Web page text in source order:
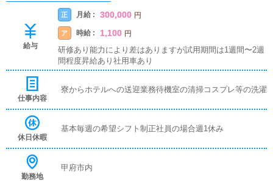
給与
正 月給 : 300,000 円
ア 時給 : 1,100 円
研修あり能力により差はありますが試用期間は1週間〜2週
間程度昇給あり社用車あり
仕事内容
寮からホテルへの送迎業務待機室の清掃コスプレ等の洗濯
休日休暇
基本毎週の希望シフト制正社員の場合週1休み
勤務地
甲府市内